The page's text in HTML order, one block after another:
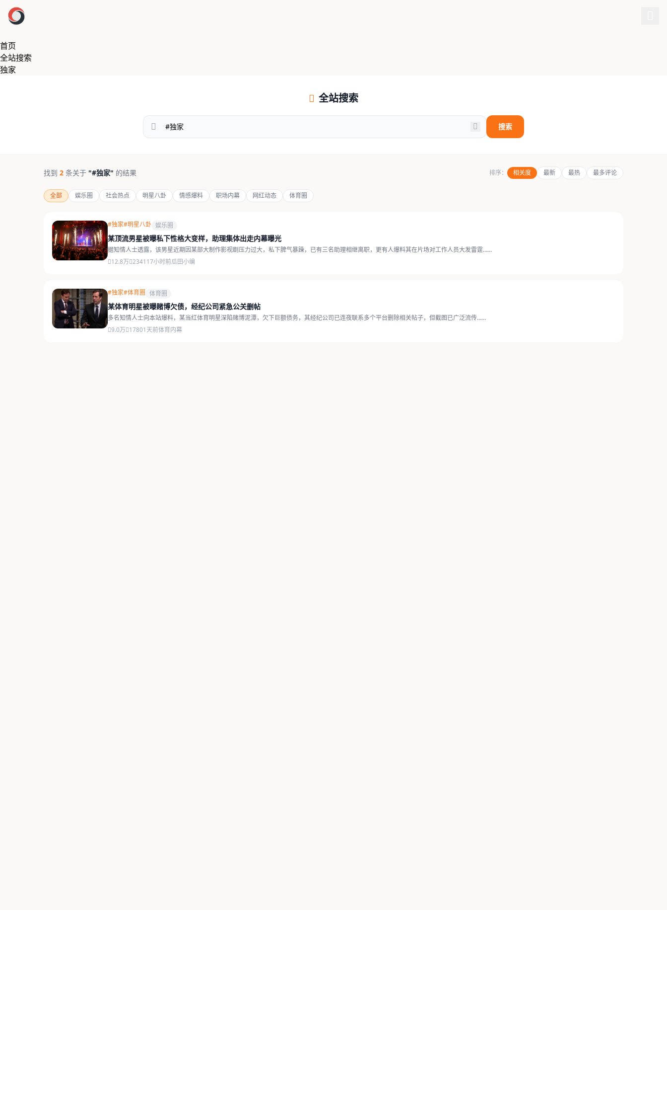
跳过导航
首页
全站搜索
独家
全站搜索
搜索
找到 2 条关于 "#独家" 的结果 排序： 相关度 最新 最热 最多评论
全部 娱乐圈 社会热点 明星八卦 情感爆料 职场内幕 网红动态 体育圈
#独家#明星八卦 娱乐圈
某顶流男星被曝私下性格大变样，助理集体出走内幕曝光
据知情人士透露，该男星近期因某部大制作影视剧压力过大，私下脾气暴躁，已有三名助理相继离职，更有人爆料其在片场对工作人员大发雷霆……
12.8万 234117小时前瓜田小编
#独家#体育圈 体育圈
某体育明星被曝赌博欠债，经纪公司紧急公关删帖
多名知情人士向本站爆料，某当红体育明星深陷赌博泥潭，欠下巨额债务，其经纪公司已连夜联系多个平台删除相关帖子，但截图已广泛流传……
9.0万 17801天前体育内幕